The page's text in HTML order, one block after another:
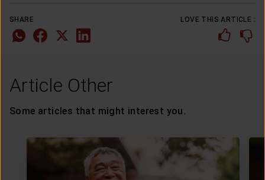
SHARE LOVE THIS ARTICLE :
Article Other
Some articles that might interest you.